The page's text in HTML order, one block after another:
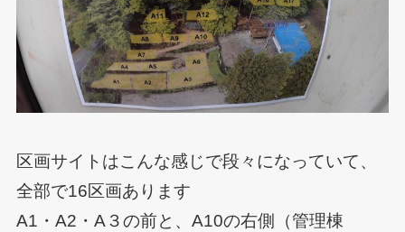
区画サイトはこんな感じで段々になっていて、
全部で16区画あります
A1・A2・A３の前と、A10の右側（管理棟